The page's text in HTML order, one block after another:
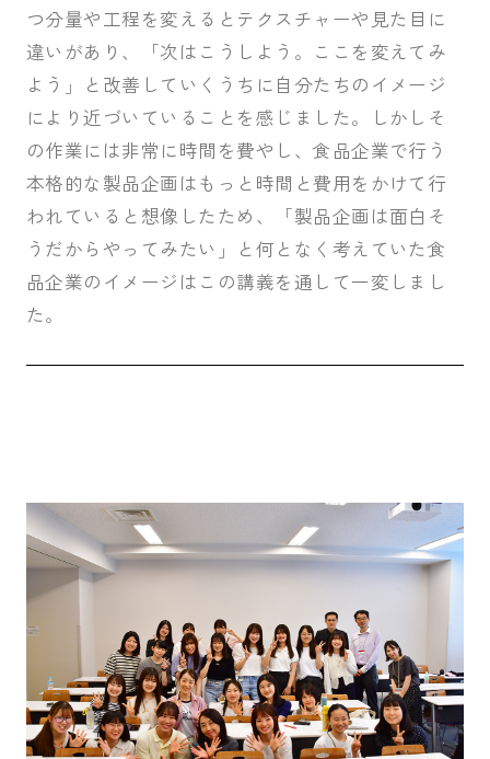
つ分量や工程を変えるとテクスチャーや見た目に
違いがあり、「次はこうしよう。ここを変えてみ
よう」と改善していくうちに自分たちのイメージ
により近づいていることを感じました。しかしそ
の作業には非常に時間を費やし、食品企業で行う
本格的な製品企画はもっと時間と費用をかけて行
われていると想像したため、「製品企画は面白そ
うだからやってみたい」と何となく考えていた食
品企業のイメージはこの講義を通して一変しまし
た。